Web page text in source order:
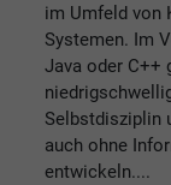
im Umfeld von
Systemen. Im
Java oder C++
Selbstdisziplin
auch ohne
entwickeln....